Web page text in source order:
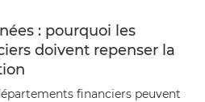
: pourquoi les
doivent repenser la
financiers peuvent